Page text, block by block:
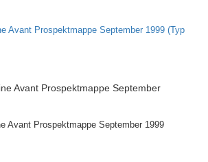
Avant Prospektmappe September
Avant Prospektmappe September 1999